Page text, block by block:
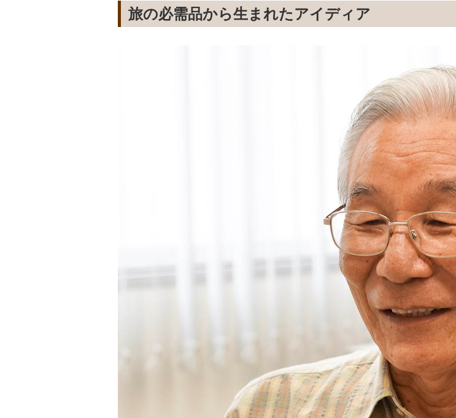
旅の必需品から⽣まれたアイディア